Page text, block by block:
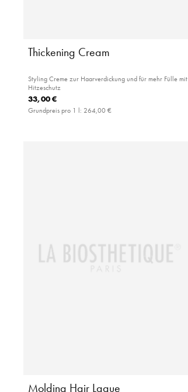
Thickening Cream
Styling Creme zur Haarverdickung und für mehr Fülle mit
Hitzeschutz
33,00 €
Grundpreis pro 1 l: 264,00 €
Molding Hair Laque